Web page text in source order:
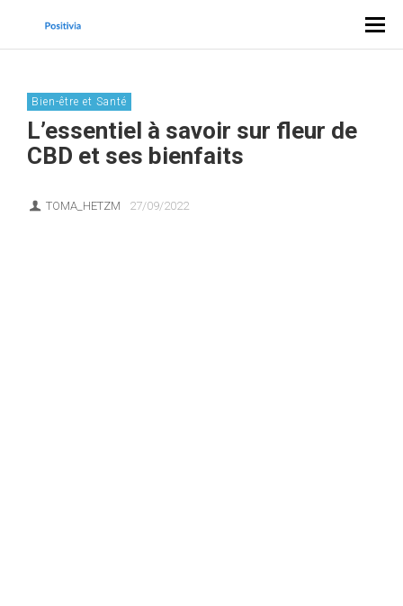
Bien-être et Santé
L’essentiel à savoir sur fleur de
CBD et ses bienfaits
TOMA_HETZM 27/09/2022